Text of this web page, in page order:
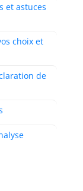
et astuces
choix et
de